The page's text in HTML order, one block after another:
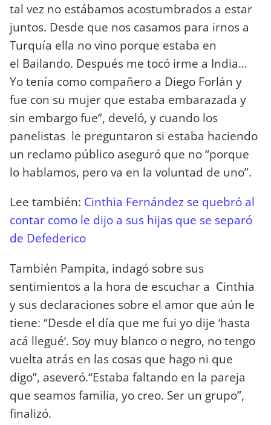
tal vez no estábamos acostumbrados a estar
juntos. Desde que nos casamos para irnos a
Turquía ella no vino porque estaba en
el Bailando. Después me tocó irme a India…
Yo tenía como compañero a Diego Forlán y
fue con su mujer que estaba embarazada y
sin embargo fue”, develó, y cuando los
panelistas le preguntaron si estaba haciendo
un reclamo público aseguró que no “porque
lo hablamos, pero va en la voluntad de uno”.
Lee también: Cinthia Fernández se quebró al
contar como le dijo a sus hijas que se separó
de Defederico
También Pampita, indagó sobre sus
sentimientos a la hora de escuchar a Cinthia
y sus declaraciones sobre el amor que aún le
tiene: “Desde el día que me fui yo dije ‘hasta
acá llegué’. Soy muy blanco o negro, no tengo
vuelta atrás en las cosas que hago ni que
digo”, aseveró.“Estaba faltando en la pareja
que seamos familia, yo creo. Ser un grupo”,
finalizó.